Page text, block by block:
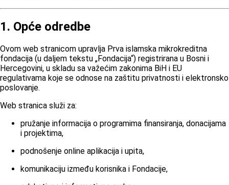
1. Opće odredbe
Ovom web stranicom upravlja Prva islamska mikrokreditna
fondacija (u daljem tekstu „Fondacija“) registrirana u Bosni i
Hercegovini, u skladu sa važećim zakonima BiH i EU
regulativama koje se odnose na zaštitu privatnosti i elektronsko
poslovanje.
Web stranica služi za:
pružanje informacija o programima finansiranja, donacijama
i projektima,
podnošenje online aplikacija i upita,
komunikaciju između korisnika i Fondacije,